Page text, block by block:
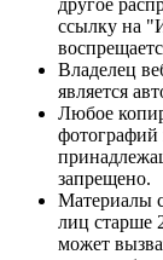
ссылку на
Владелец
является
Любое
фотографий
запрещено.
Материалы
лиц старше
может